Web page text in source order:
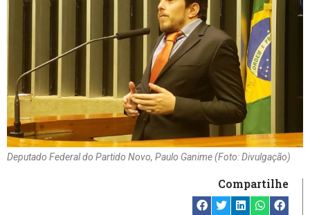
Deputado Federal do Partido Novo, Paulo Ganime (Foto: Divulgação)
Compartilhe